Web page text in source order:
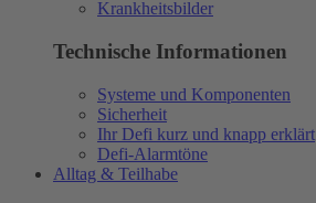
Krankheitsbilder
Technische Informationen
Systeme und Komponenten
Sicherheit
Ihr Defi kurz und knapp erklärt
Defi-Alarmtöne
Alltag & Teilhabe